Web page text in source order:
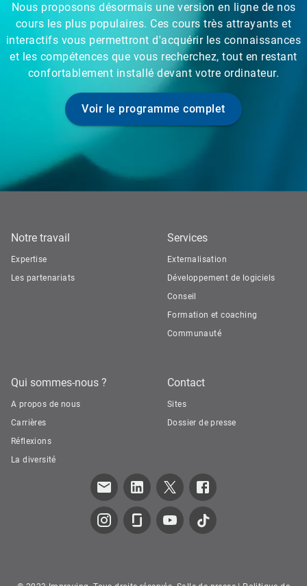
Nous proposons désormais une version en ligne de nos
cours les plus populaires. Ces cours très attrayants et
interactifs vous permettront d'acquérir les connaissances
et les compétences que vous recherchez, tout en restant
confortablement installé devant votre ordinateur.
Voir le programme complet
Notre travail
Expertise
Les partenariats
Services
Externalisation
Développement de logiciels
Conseil
Formation et coaching
Communauté
Qui sommes-nous ?
A propos de nous
Carrières
Réflexions
La diversité
Contact
Sites
Dossier de presse